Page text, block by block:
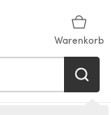
Warenkorb